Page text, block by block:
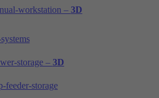
workstation – 3D
storage – 3D
feeder-storage